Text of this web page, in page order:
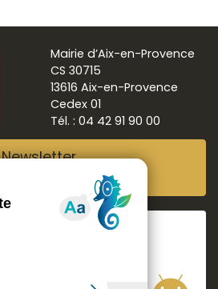
Mairie d’Aix-en-Provence
CS 30715
13616 Aix-en-Provence
Cedex 01
Tél. : 04 42 91 90 00
Newsletter
Aix ma ville